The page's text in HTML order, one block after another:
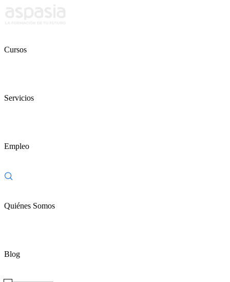
Cursos
Servicios
Empleo
Quiénes Somos
Blog